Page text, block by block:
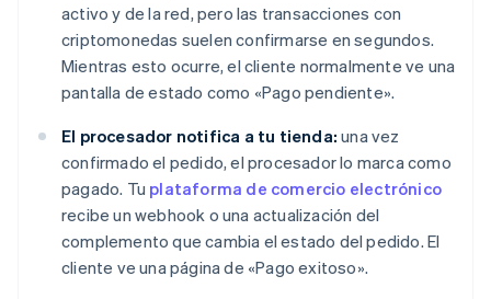
activo y de la red, pero las transacciones con
criptomonedas suelen confirmarse en segundos.
Mientras esto ocurre, el cliente normalmente ve una
pantalla de estado como «Pago pendiente».
El procesador notifica a tu tienda: una vez
confirmado el pedido, el procesador lo marca como
pagado. Tu plataforma de comercio electrónico
recibe un webhook o una actualización del
complemento que cambia el estado del pedido. El
cliente ve una página de «Pago exitoso».